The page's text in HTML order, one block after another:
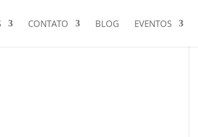
CONTATO BLOG EVENTOS